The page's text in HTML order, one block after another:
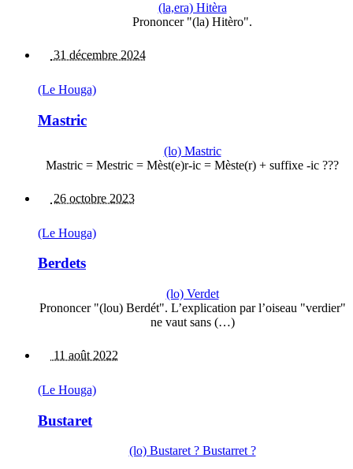
(la,era) Hitèra
Prononcer "(la) Hitèro".
31 décembre 2024
(Le Houga)
Mastric
(lo) Mastric
Mastric = Mestric = Mèst(e)r-ic = Mèste(r) + suffixe -ic ???
26 octobre 2023
(Le Houga)
Berdets
(lo) Verdet
Prononcer "(lou) Berdét". L’explication par l’oiseau "verdier"
ne vaut sans (…)
11 août 2022
(Le Houga)
Bustaret
(lo) Bustaret ? Bustarret ?